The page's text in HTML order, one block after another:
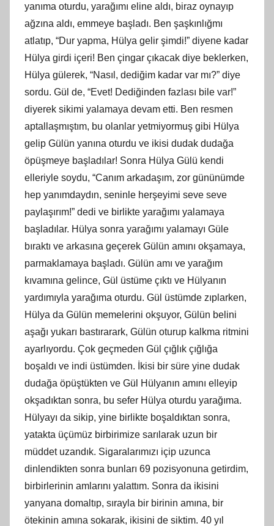
yanıma oturdu, yarağımı eline aldı, biraz oynayıp
ağzına aldı, emmeye başladı. Ben şaşkınlığmı
atlatıp, “Dur yapma, Hülya gelir şimdi!” diyene kadar
Hülya girdi içeri! Ben çingar çıkacak diye beklerken,
Hülya gülerek, “Nasıl, dediğim kadar var mı?” diye
sordu. Gül de, “Evet! Dediğinden fazlası bile var!”
diyerek sikimi yalamaya devam etti. Ben resmen
aptallaşmıştım, bu olanlar yetmiyormuş gibi Hülya
gelip Gülün yanına oturdu ve ikisi dudak dudağa
öpüşmeye başladılar! Sonra Hülya Gülü kendi
elleriyle soydu, “Canım arkadaşım, zor gününümde
hep yanımdaydın, seninle herşeyimi seve seve
paylaşırım!” dedi ve birlikte yarağımı yalamaya
başladılar. Hülya sonra yarağımı yalamayı Güle
bıraktı ve arkasına geçerek Gülün amını okşamaya,
parmaklamaya başladı. Gülün amı ve yarağım
kıvamına gelince, Gül üstüme çıktı ve Hülyanın
yardımıyla yarağıma oturdu. Gül üstümde zıplarken,
Hülya da Gülün memelerini okşuyor, Gülün belini
aşağı yukarı bastırarark, Gülün oturup kalkma ritmini
ayarlıyordu. Çok geçmeden Gül çığlık çığlığa
boşaldı ve indi üstümden. İkisi bir süre yine dudak
dudağa öpüştükten ve Gül Hülyanın amını elleyip
okşadıktan sonra, bu sefer Hülya oturdu yarağıma.
Hülyayı da sikip, yine birlikte boşaldıktan sonra,
yatakta üçümüz birbirimize sarılarak uzun bir
müddet uzandık. Sigaralarımızı içip uzunca
dinlendikten sonra bunları 69 pozisyonuna getirdim,
birbirlerinin amlarını yalattım. Sonra da ikisini
yanyana domaltıp, sırayla bir birinin amına, bir
ötekinin amına sokarak, ikisini de siktim. 40 yıl